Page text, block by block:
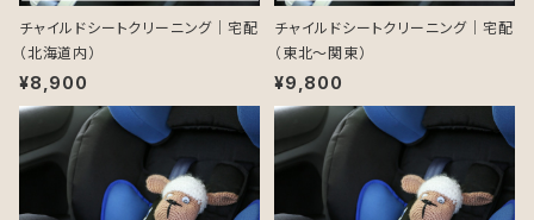
チャイルドシートクリーニング｜宅配
（北海道内）
¥8,900
チャイルドシートクリーニング｜宅配
（東北～関東）
¥9,800